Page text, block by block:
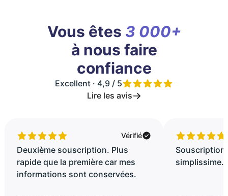
Vous êtes 3 000+
à nous faire
confiance
Excellent · 4,9 / 5
Lire les avis
Vérifié
Deuxième souscription. Plus
rapide que la première car mes
informations sont conservées.
Souscription